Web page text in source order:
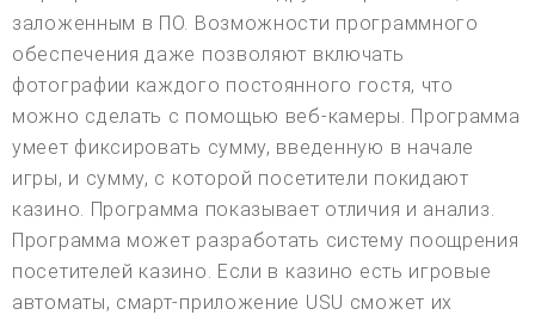
заложенным в ПО. Возможности программного
обеспечения даже позволяют включать
фотографии каждого постоянного гостя, что
можно сделать с помощью веб-камеры. Программа
умеет фиксировать сумму, введенную в начале
игры, и сумму, с которой посетители покидают
казино. Программа показывает отличия и анализ.
Программа может разработать систему поощрения
посетителей казино. Если в казино есть игровые
автоматы, смарт-приложение USU сможет их